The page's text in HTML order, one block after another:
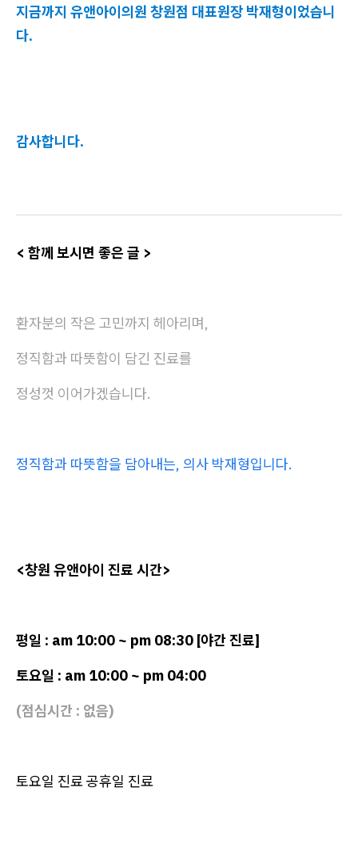
지금까지 유앤아이의원 창원점 대표원장 박재형이었습니
다.
감사합니다.
< 함께 보시면 좋은 글 >
환자분의 작은 고민까지 헤아리며,
정직함과 따뜻함이 담긴 진료를
정성껏 이어가겠습니다.
정직함과 따뜻함을 담아내는, 의사 박재형입니다.
<창원 유앤아이 진료 시간>
평일 : am 10:00 ~ pm 08:30 [야간 진료]
토요일 : am 10:00 ~ pm 04:00
(점심시간 : 없음)
토요일 진료 공휴일 진료